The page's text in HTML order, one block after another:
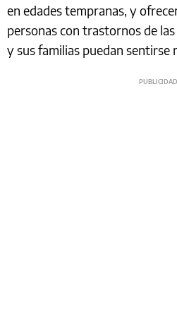
en edades tempranas, y
personas con trastornos de
y sus familias puedan sentirse